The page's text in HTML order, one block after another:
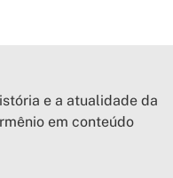
e a atualidade da
em conteúdo